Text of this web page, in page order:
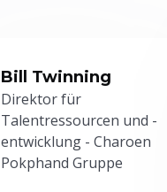
Bill Twinning
Direktor für
Talentressourcen und -
entwicklung - Charoen
Pokphand Gruppe